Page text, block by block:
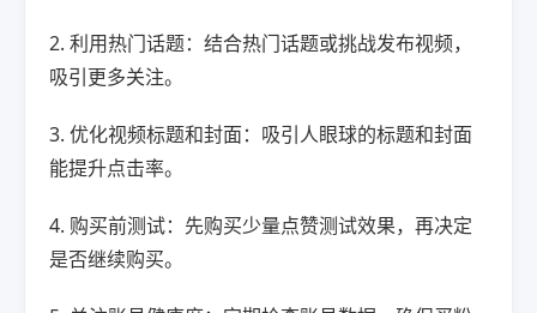
2. 利用热门话题：结合热门话题或挑战发布视频，
吸引更多关注。
3. 优化视频标题和封面：吸引人眼球的标题和封面
能提升点击率。
4. 购买前测试：先购买少量点赞测试效果，再决定
是否继续购买。